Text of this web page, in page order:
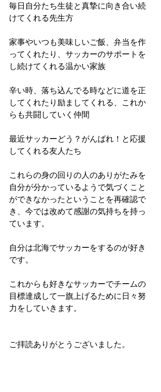
毎日自分たち生徒と真摯に向き合い続
けてくれる先生方
家事やいつも美味しいご飯、弁当を作
ってくれたり、サッカーのサポートを
し続けてくれる温かい家族
辛い時、落ち込んでる時などに道を正
してくれたり励ましてくれる、これか
らも共闘していく仲間
最近サッカーどう？がんばれ！と応援
してくれる友人たち
これらの身の回りの人のありがたみを
自分が分かっているようで気づくこと
ができなかったということを再確認で
き、今では改めて感謝の気持ちを持っ
ています。
自分は北海でサッカーをするのが好き
です。
これからも好きなサッカーでチームの
目標達成して一旗上げるために日々努
力をしていきます。
ご拝読ありがとうございました。